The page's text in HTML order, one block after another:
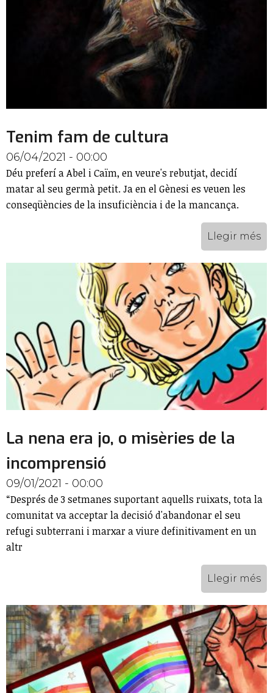
Tenim fam de cultura
06/04/2021 - 00:00
Déu preferí a Abel i Caïm, en veure's rebutjat, decidí
matar al seu germà petit. Ja en el Gènesi es veuen les
conseqüències de la insuficiència i de la mancança.
Llegir més
La nena era jo, o misèries de la
incomprensió
09/01/2021 - 00:00
“Després de 3 setmanes suportant aquells ruixats, tota la
comunitat va acceptar la decisió d'abandonar el seu
refugi subterrani i marxar a viure definitivament en un
altr
Llegir més